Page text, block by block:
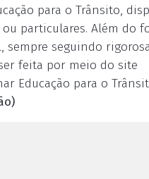
para o Trânsito,
ou particulares. Além do
seguindo
feita por meio do site
Educação para o